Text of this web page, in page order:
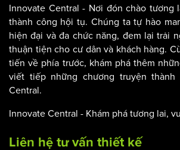
Innovate Central - Nơi đón chào tương
thành công hội tụ. Chúng ta tự hào
hiện đại và đa chức năng, đem lại trải
thuận tiện cho cư dân và khách hàng.
tiến về phía trước, khám phá thêm
viết tiếp những chương truyện thành
Central.
Innovate Central - Khám phá tương lai,
Liên hệ tư vấn thiết kế